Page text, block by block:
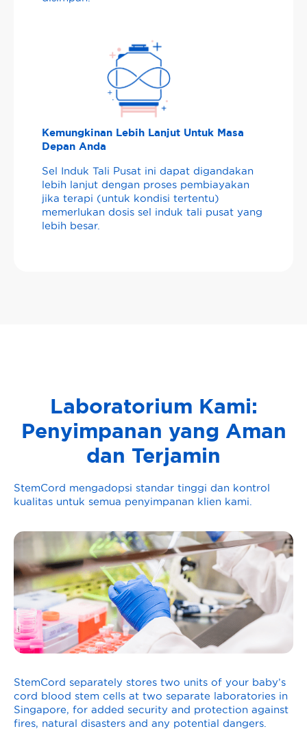
Kemungkinan Lebih Lanjut Untuk Masa
Depan Anda
Sel Induk Tali Pusat ini dapat digandakan
lebih lanjut dengan proses pembiayakan
jika terapi (untuk kondisi tertentu)
memerlukan dosis sel induk tali pusat yang
lebih besar.
Laboratorium Kami:
Penyimpanan yang Aman
dan Terjamin
StemCord mengadopsi standar tinggi dan kontrol
kualitas untuk semua penyimpanan klien kami.
StemCord separately stores two units of your baby’s
cord blood stem cells at two separate laboratories in
Singapore, for added security and protection against
fires, natural disasters and any potential dangers.